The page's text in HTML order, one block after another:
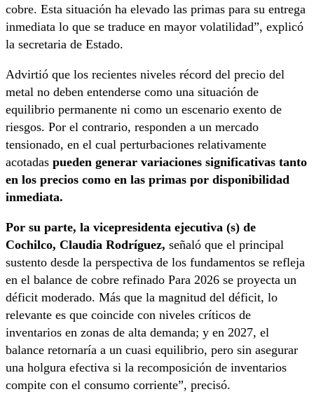
cobre. Esta situación ha elevado las primas para su entrega
inmediata lo que se traduce en mayor volatilidad”, explicó
la secretaria de Estado.
Advirtió que los recientes niveles récord del precio del
metal no deben entenderse como una situación de
equilibrio permanente ni como un escenario exento de
riesgos. Por el contrario, responden a un mercado
tensionado, en el cual perturbaciones relativamente
acotadas pueden generar variaciones significativas tanto
en los precios como en las primas por disponibilidad
inmediata.
Por su parte, la vicepresidenta ejecutiva (s) de
Cochilco, Claudia Rodríguez, señaló que el principal
sustento desde la perspectiva de los fundamentos se refleja
en el balance de cobre refinado Para 2026 se proyecta un
déficit moderado. Más que la magnitud del déficit, lo
relevante es que coincide con niveles críticos de
inventarios en zonas de alta demanda; y en 2027, el
balance retornaría a un cuasi equilibrio, pero sin asegurar
una holgura efectiva si la recomposición de inventarios
compite con el consumo corriente”, precisó.